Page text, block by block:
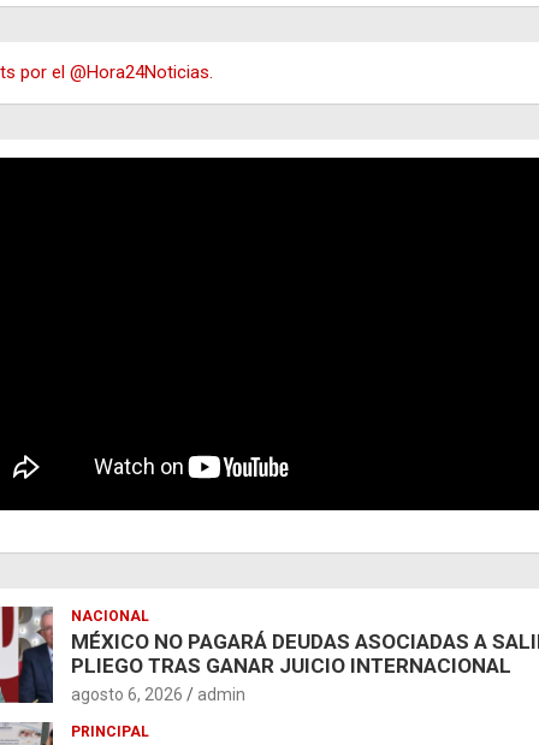
por el @Hora24Noticias.
NACIONAL
MÉXICO NO PAGARÁ DEUDAS ASOCIADAS A
PLIEGO TRAS GANAR JUICIO INTERNACIONAL
agosto 6, 2026 admin
PRINCIPAL